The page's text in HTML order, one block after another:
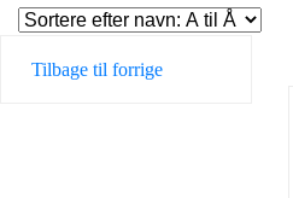
Tilbage til forrige